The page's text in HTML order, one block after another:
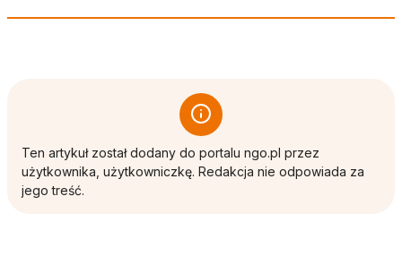
Ten artykuł został dodany do portalu ngo.pl przez
użytkownika, użytkowniczkę. Redakcja nie odpowiada za
jego treść.